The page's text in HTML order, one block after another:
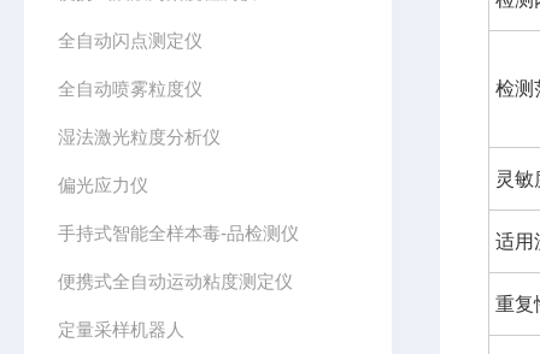
全自动闪点测定仪
全自动喷雾粒度仪
湿法激光粒度分析仪
偏光应力仪
手持式智能全样本毒-品检测仪
便携式全自动运动粘度测定仪
定量采样机器人
检测
灵敏
适⽤
重复